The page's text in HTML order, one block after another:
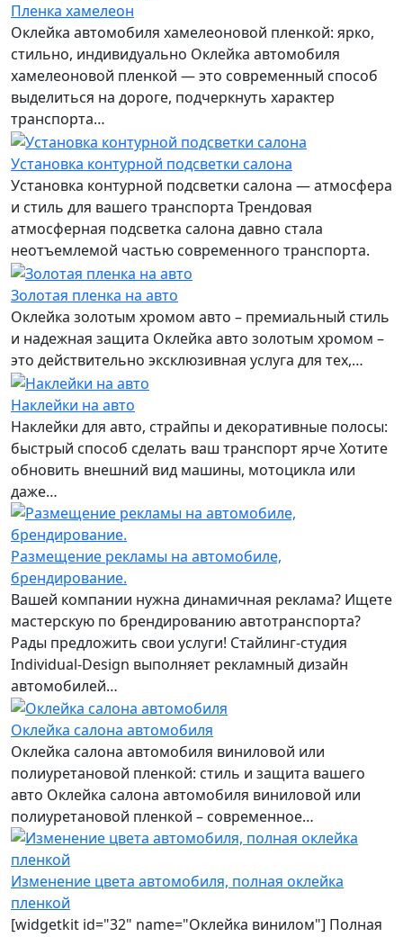
Пленка хамелеон
Оклейка автомобиля хамелеоновой пленкой: ярко,
стильно, индивидуально Оклейка автомобиля
хамелеоновой пленкой — это современный способ
выделиться на дороге, подчеркнуть характер
транспорта…
Установка контурной подсветки салона
Установка контурной подсветки салона — атмосфера
и стиль для вашего транспорта Трендовая
атмосферная подсветка салона давно стала
неотъемлемой частью современного транспорта.
Золотая пленка на авто
Оклейка золотым хромом авто – премиальный стиль
и надежная защита Оклейка авто золотым хромом –
это действительно эксклюзивная услуга для тех,…
Наклейки на авто
Наклейки для авто, страйпы и декоративные полосы:
быстрый способ сделать ваш транспорт ярче Хотите
обновить внешний вид машины, мотоцикла или
даже…
Размещение рекламы на автомобиле,
брендирование.
Вашей компании нужна динамичная реклама? Ищете
мастерскую по брендированию автотранспорта?
Рады предложить свои услуги! Стайлинг-студия
Individual-Design выполняет рекламный дизайн
автомобилей…
Оклейка салона автомобиля
Оклейка салона автомобиля виниловой или
полиуретановой пленкой: стиль и защита вашего
авто Оклейка салона автомобиля виниловой или
полиуретановой пленкой – современное…
Изменение цвета автомобиля, полная оклейка
пленкой
[widgetkit id="32" name="Оклейка винилом"] Полная